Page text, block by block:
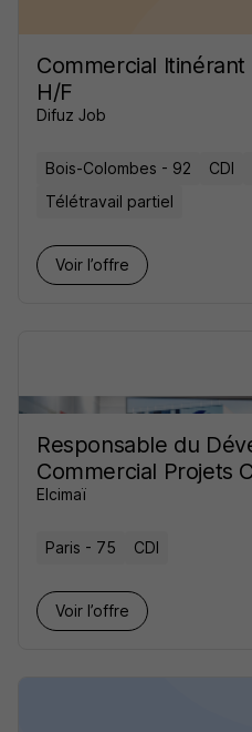
Commercial Itinérant
H/F
Difuz Job
Bois-Colombes - 92 CDI
Télétravail partiel
Voir l’offre
Responsable du
Commercial Projets
Elcimaï
Paris - 75 CDI
Voir l’offre